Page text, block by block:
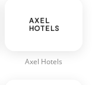
Axel Hotels